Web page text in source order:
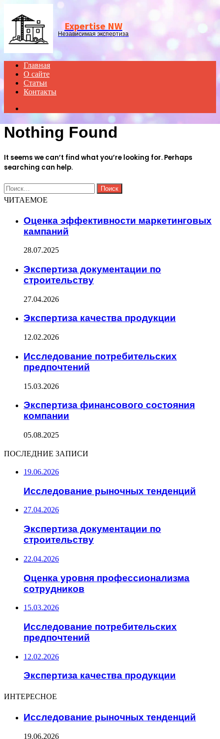
Expertise NW
Независимая экспертиза
Главная
О сайте
Статьи
Контакты
Nothing Found
It seems we can’t find what you’re looking for. Perhaps
searching can help.
Найти:
ЧИТАЕМОЕ
Оценка эффективности маркетинговых
кампаний
28.07.2025
Экспертиза документации по
строительству
27.04.2026
Экспертиза качества продукции
12.02.2026
Исследование потребительских
предпочтений
15.03.2026
Экспертиза финансового состояния
компании
05.08.2025
ПОСЛЕДНИЕ ЗАПИСИ
19.06.2026
Исследование рыночных тенденций
27.04.2026
Экспертиза документации по
строительству
22.04.2026
Оценка уровня профессионализма
сотрудников
15.03.2026
Исследование потребительских
предпочтений
12.02.2026
Экспертиза качества продукции
ИНТЕРЕСНОЕ
Исследование рыночных тенденций
19.06.2026